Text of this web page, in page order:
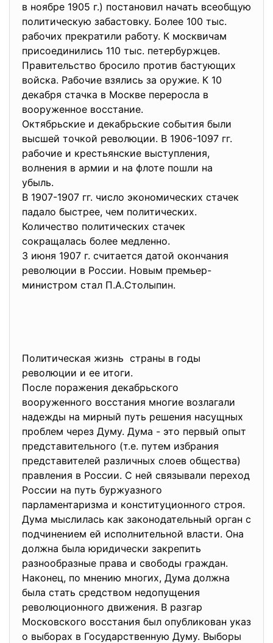
в ноябре 1905 г.) постановил начать всеобщую
политическую забастовку. Более 100 тыс.
рабочих прекратили работу. К москвичам
присоединились 110 тыс. петербуржцев.
Правительство бросило против бастующих
войска. Рабочие взялись за оружие. К 10
декабря стачка в Москве переросла в
вооруженное восстание.
Октябрьские и декабрьские события были
высшей точкой революции. В 1906-1097 гг.
рабочие и крестьянские выступления,
волнения в армии и на флоте пошли на
убыль.
В 1907-1907 гг. число экономических стачек
падало быстрее, чем политических.
Количество политических стачек
сокращалась более медленно.
3 июня 1907 г. считается датой окончания
революции в России. Новым премьер-
министром стал П.А.Столыпин.
Политическая жизнь страны в годы
революции и ее итоги.
После поражения декабрьского
вооруженного восстания многие возлагали
надежды на мирный путь решения насущных
проблем через Думу. Дума - это первый опыт
представительного (т.е. путем избрания
представителей различных слоев общества)
правления в России. С ней связывали переход
России на путь буржуазного
парламентаризма и конституционного строя.
Дума мыслилась как законодательный орган с
подчинением ей исполнительной власти. Она
должна была юридически закрепить
разнообразные права и свободы граждан.
Наконец, по мнению многих, Дума должна
была стать средством недопущения
революционного движения. В разгар
Московского восстания был опубликован указ
о выборах в Государственную Думу. Выборы